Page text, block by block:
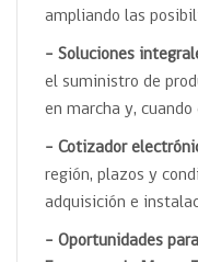
ampliando las
– Soluciones
el suministro de
en marcha y,
– Cotizador
región, plazos y
adquisición e
– Oportunidades